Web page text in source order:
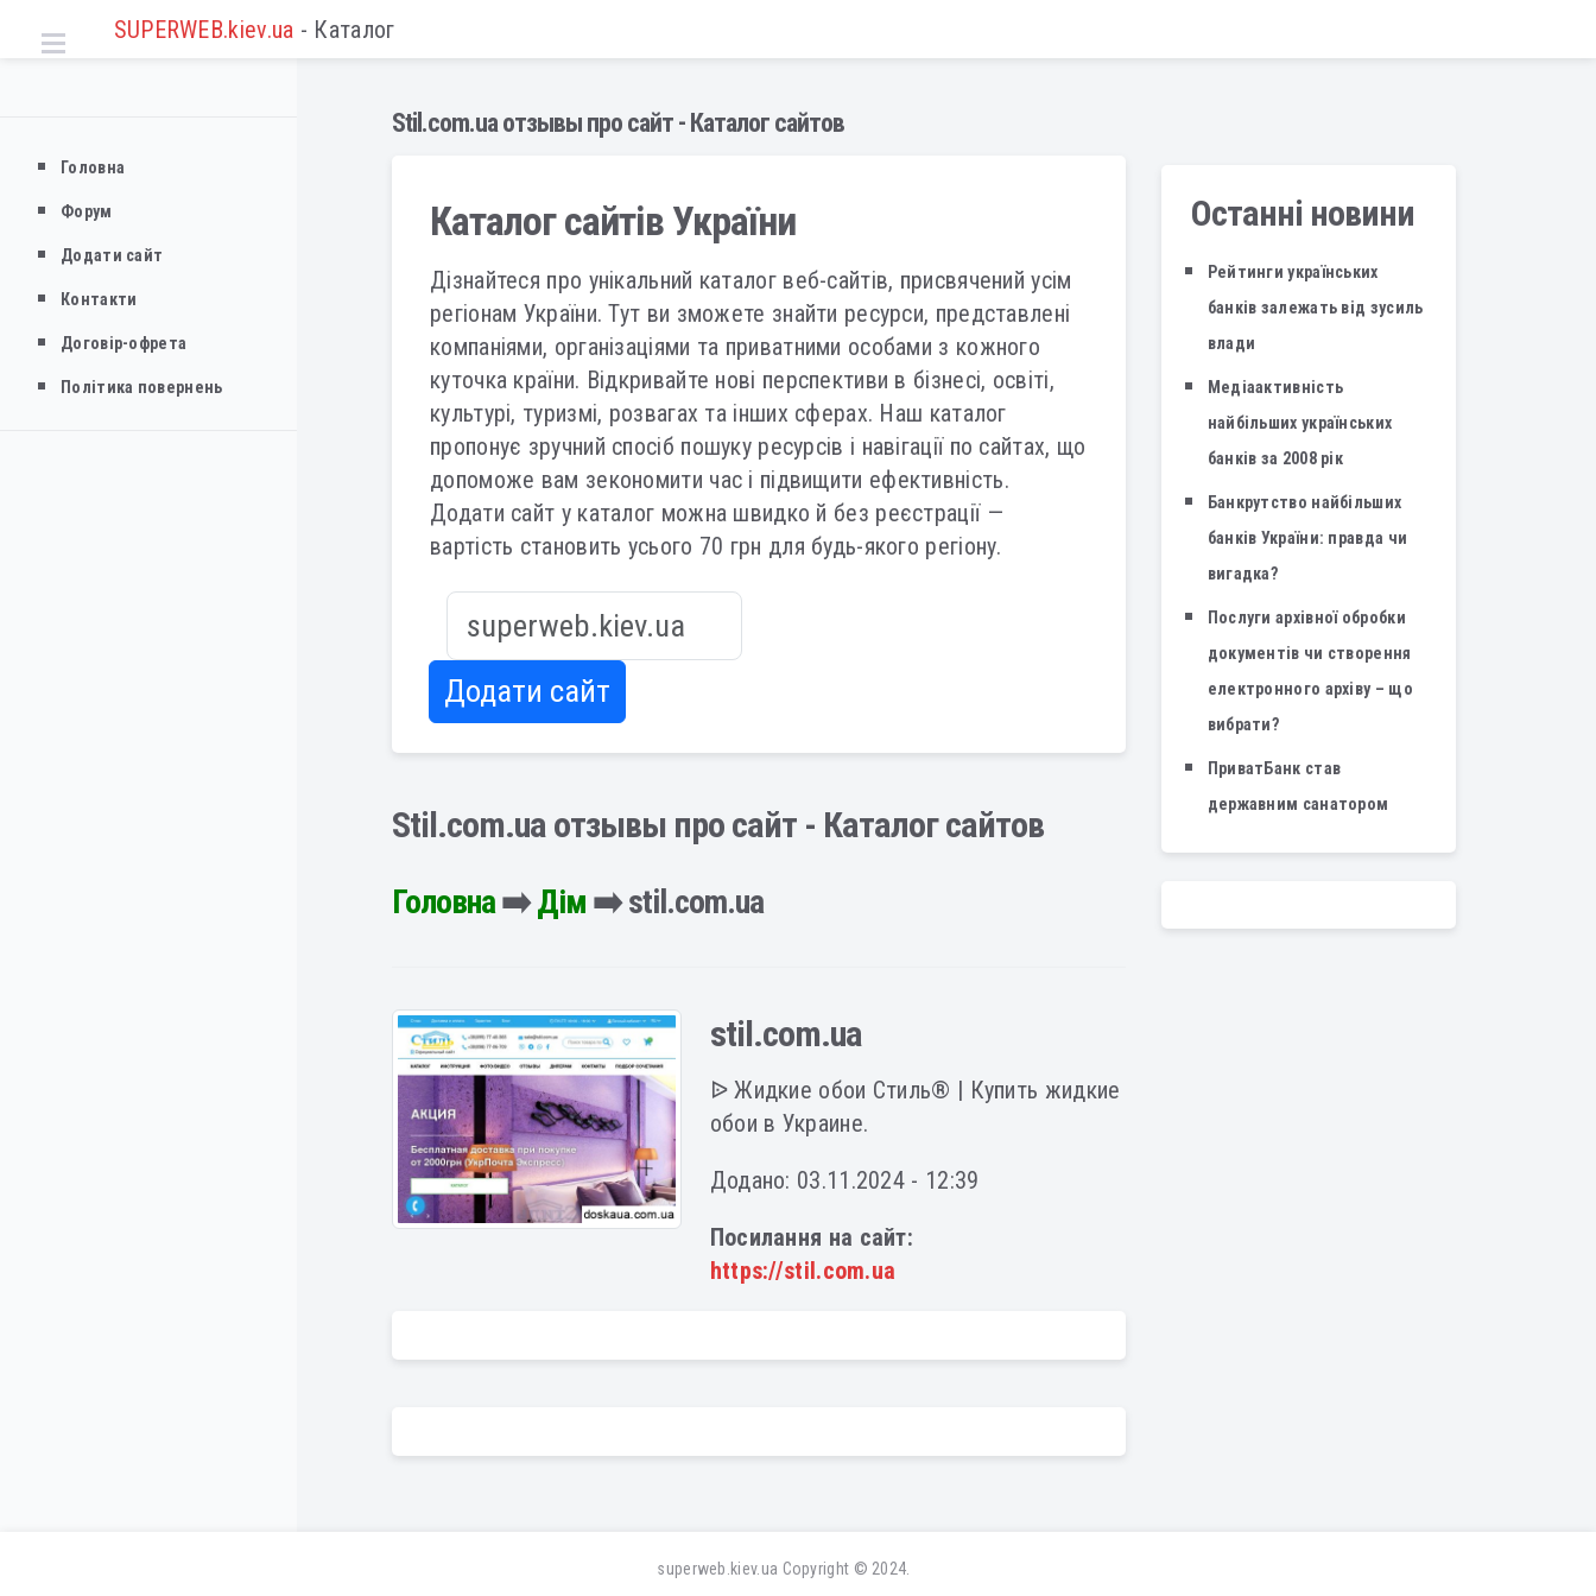
SUPERWEB.kiev.ua - Каталог
Головна
Форум
Додати сайт
Контакти
Договір-офрета
Політика повернень
Останні новини
Рейтинги українських
банків залежать від зусиль
влади
Медіаактивність
найбільших українських
банків за 2008 рік
Банкрутство найбільших
банків України: правда чи
вигадка?
Послуги архівної обробки
документів чи створення
електронного архіву – що
вибрати?
ПриватБанк став
державним санатором
Stil.com.ua отзывы про сайт - Каталог сайтов
Каталог сайтів України
Дізнайтеся про унікальний каталог веб-сайтів, присвячений усім
регіонам України. Тут ви зможете знайти ресурси, представлені
компаніями, організаціями та приватними особами з кожного
куточка країни. Відкривайте нові перспективи в бізнесі, освіті,
культурі, туризмі, розвагах та інших сферах. Наш каталог
пропонує зручний спосіб пошуку ресурсів і навігації по сайтах, що
допоможе вам зекономити час і підвищити ефективність.
Додати сайт у каталог можна швидко й без реєстрації —
вартість становить усього 70 грн для будь-якого регіону.
Додати сайт
Stil.com.ua отзывы про сайт - Каталог сайтов
Головна➡️Дім ➡️ stil.com.ua
stil.com.ua
ᐉ Жидкие обои Стиль® | Купить жидкие
обои в Украине.
Додано: 03.11.2024 - 12:39
Посилання на сайт:
https://stil.com.ua
superweb.kiev.ua Copyright © 2024.